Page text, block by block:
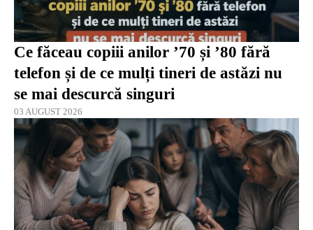
Ce făceau copiii anilor ’70 și ’80 fără
telefon și de ce mulți tineri de astăzi nu
se mai descurcă singuri
03 AUGUST 2026